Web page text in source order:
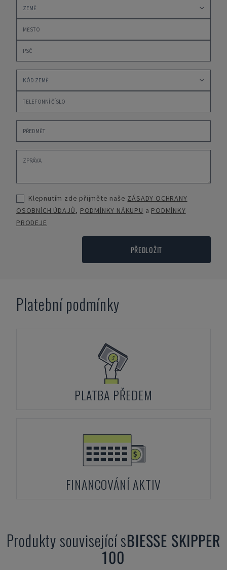
Klepnutím zde přijměte naše ZÁSADY OCHRANY
OSOBNÍCH ÚDAJŮ, PODMÍNKY NÁKUPU a PODMÍNKY
PRODEJE
PŘEDLOŽIT
Platební podmínky
PLATBA PŘEDEM
FINANCOVÁNÍ AKTIV
Produkty související sBIESSE SKIPPER
100